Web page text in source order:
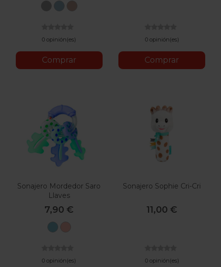
GrisAzul
0 opinión(es)
Comprar
0 opinión(es)
Comprar
Sonajero Mordedor Saro
Llaves
7,90 €
Azul
0 opinión(es)
Sonajero Sophie Cri-Cri
11,00 €
0 opinión(es)